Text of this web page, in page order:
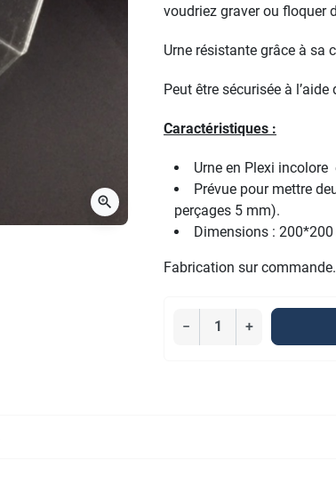
zoom_in
voudriez graver ou floquer
Urne résistante grâce à sa
Peut être sécurisée à
Caractéristiques :
Urne en Plexi incolore
Prévue pour mettre
perçages 5 mm).
Dimensions :
Fabrication sur commande.
− +